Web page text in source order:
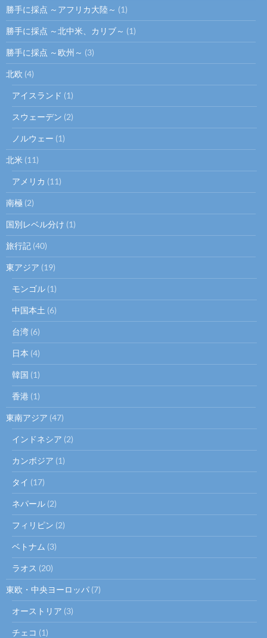
勝手に採点 ～アフリカ大陸～ (1)
勝手に採点 ～北中米、カリブ～ (1)
勝手に採点 ～欧州～ (3)
北欧 (4)
アイスランド (1)
スウェーデン (2)
ノルウェー (1)
北米 (11)
アメリカ (11)
南極 (2)
国別レベル分け (1)
旅行記 (40)
東アジア (19)
モンゴル (1)
中国本土 (6)
台湾 (6)
日本 (4)
韓国 (1)
香港 (1)
東南アジア (47)
インドネシア (2)
カンボジア (1)
タイ (17)
ネパール (2)
フィリピン (2)
ベトナム (3)
ラオス (20)
東欧・中央ヨーロッパ (7)
オーストリア (3)
チェコ (1)